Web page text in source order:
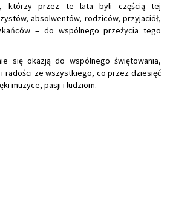
którzy przez te lata byli częścią tej
absolwentów, rodziców, przyjaciół,
– do wspólnego przeżycia tego
się okazją do wspólnego świętowania,
radości ze wszystkiego, co przez dziesięć
muzyce, pasji i ludziom.